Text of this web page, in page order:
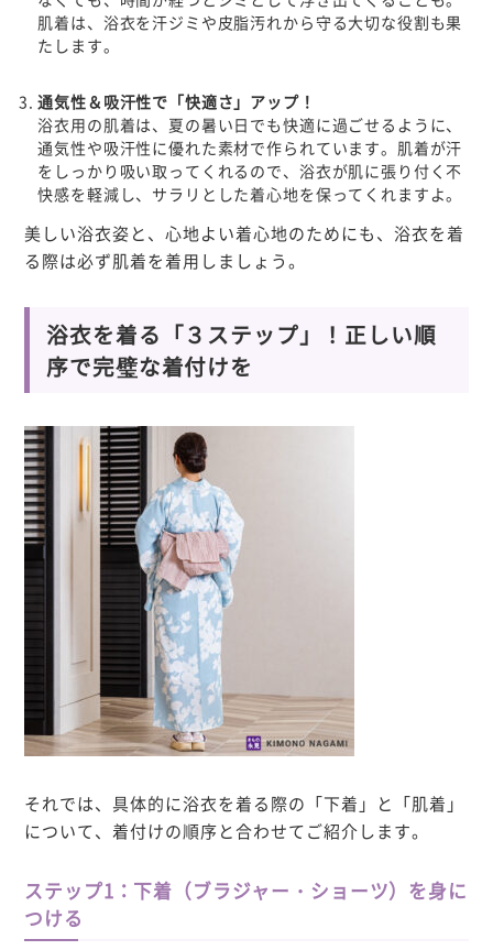
肌着は、 浴衣を汗ジミや皮脂汚れから守る大切な役割も果
たします。
通気性＆吸汗性で「快適さ」アップ！
浴衣用の肌着は、夏の暑い日でも快適に過ごせるように、
通気性や吸汗性に優れた素材で作られています。肌着が汗
をしっかり吸い取ってくれるので、浴衣が肌に張り付く不
快感を軽減し、サラリとした着心地を保ってくれますよ。
美しい浴衣姿と、心地よい着心地のためにも、浴衣を着
る際は必ず肌着を着用しましょう。
浴衣を着る「３ステップ」！正しい順
序で完璧な着付けを
それでは、具体的に浴衣を着る際の「下着」と「肌着」
について、着付けの順序と合わせてご紹介します。
ステップ1：下着（ブラジャー・ショーツ）を身に
つける